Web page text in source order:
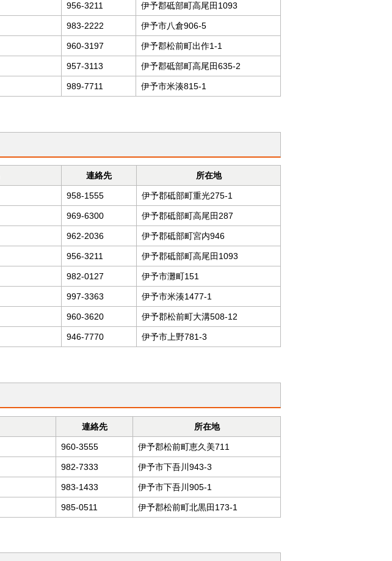
956-3211 伊予郡砥部町高尾田1093
983-2222 伊予市八倉906-5
960-3197 伊予郡松前町出作1-1
957-3113 伊予郡砥部町高尾田635-2
989-7711 伊予市米湊815-1
連絡先 所在地
958-1555 伊予郡砥部町重光275-1
969-6300 伊予郡砥部町高尾田287
962-2036 伊予郡砥部町宮内946
956-3211 伊予郡砥部町高尾田1093
982-0127 伊予市灘町151
997-3363 伊予市米湊1477-1
960-3620 伊予郡松前町大溝508-12
946-7770 伊予市上野781-3
連絡先 所在地
960-3555 伊予郡松前町恵久美711
982-7333 伊予市下吾川943-3
983-1433 伊予市下吾川905-1
985-0511 伊予郡松前町北黒田173-1